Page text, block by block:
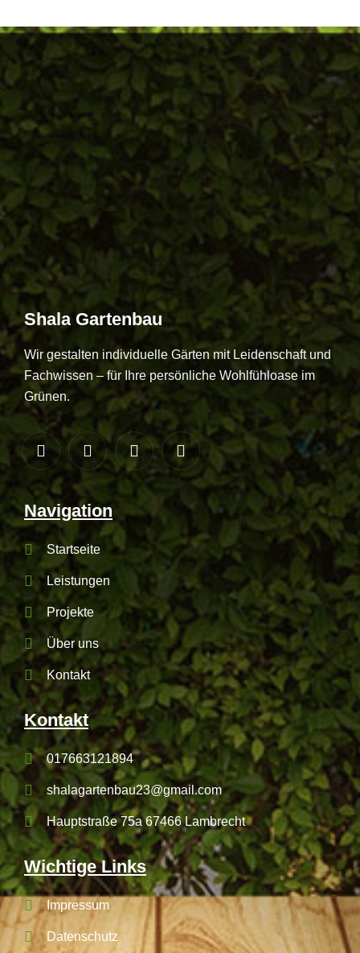
Shala Gartenbau
Wir gestalten individuelle Gärten mit Leidenschaft und
Fachwissen – für Ihre persönliche Wohlfühloase im
Grünen.
Navigation
Startseite
Leistungen
Projekte
Über uns
Kontakt
Kontakt
017663121894
shalagartenbau23@gmail.com
Hauptstraße 75a 67466 Lambrecht
Wichtige Links
Impressum
Datenschutz